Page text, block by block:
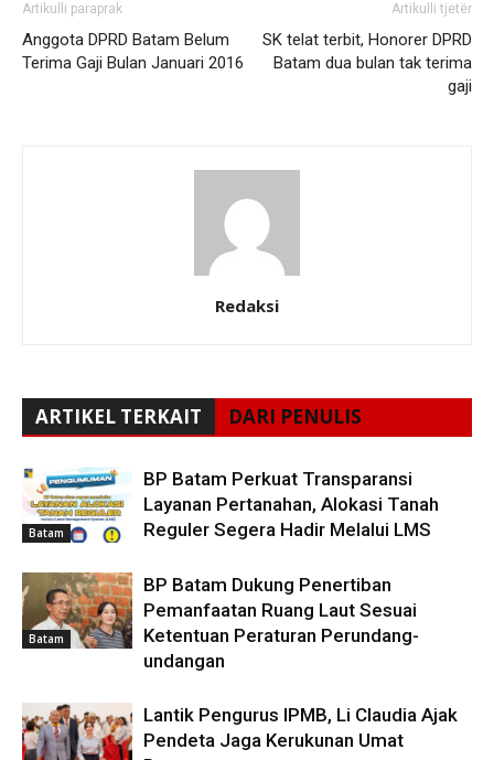
Artikulli paraprak
Anggota DPRD Batam Belum
Terima Gaji Bulan Januari 2016
Artikulli tjetër
SK telat terbit, Honorer DPRD
Batam dua bulan tak terima
gaji
Redaksi
ARTIKEL TERKAIT DARI PENULIS
Batam
BP Batam Perkuat Transparansi
Layanan Pertanahan, Alokasi Tanah
Reguler Segera Hadir Melalui LMS
Batam
BP Batam Dukung Penertiban
Pemanfaatan Ruang Laut Sesuai
Ketentuan Peraturan Perundang-
undangan
Lantik Pengurus IPMB, Li Claudia Ajak
Pendeta Jaga Kerukunan Umat